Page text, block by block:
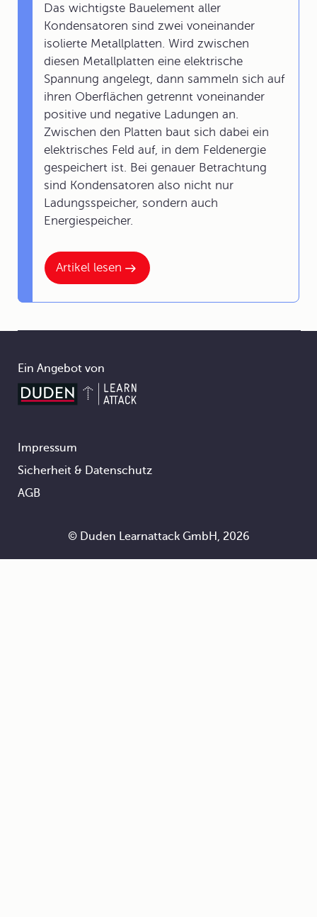
Artikel lesen
Das wichtigste Bauelement aller
Kondensatoren sind zwei voneinander
isolierte Metallplatten. Wird zwischen
diesen Metallplatten eine elektrische
Spannung angelegt, dann sammeln sich auf
ihren Oberflächen getrennt voneinander
positive und negative Ladungen an.
Zwischen den Platten baut sich dabei ein
elektrisches Feld auf, in dem Feldenergie
gespeichert ist. Bei genauer Betrachtung
sind Kondensatoren also nicht nur
Ladungsspeicher, sondern auch
Energiespeicher.
Ein Angebot von
Footer
Impressum
Sicherheit & Datenschutz
AGB
© Duden Learnattack GmbH, 2026